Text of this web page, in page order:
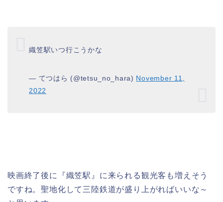
織笠駅いつ行こうかな
— てつはら (@tetsu_no_hara) November 11,
2022
映画終了後に『織笠駅』に来られる観光客も増えそう
ですね。聖地化して三陸鉄道が盛り上がればいいな～